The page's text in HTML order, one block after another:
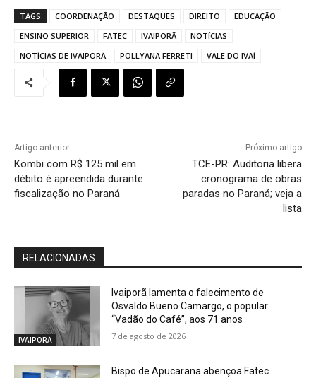
TAGS COORDENAÇÃO DESTAQUES DIREITO
EDUCAÇÃO
ENSINO SUPERIOR
FATEC IVAIPORÃ
NOTÍCIAS
NOTÍCIAS DE IVAIPORÃ
POLLYANA FERRETI VALE DO IVAÍ
Artigo anterior
Kombi com R$ 125 mil em
débito é apreendida durante
fiscalização no Paraná
Próximo artigo
TCE-PR: Auditoria libera
cronograma de obras
paradas no Paraná; veja a
lista
RELACIONADAS
IVAIPORÃ
Ivaiporã lamenta o falecimento de
Osvaldo Bueno Camargo, o popular
“Vadão do Café”, aos 71 anos
7 de agosto de 2026
Bispo de Apucarana abençoa Fatec